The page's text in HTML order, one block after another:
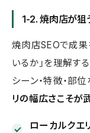
1-2. 焼肉店が狙
焼肉店SEOで成果
いるか」を理解す
シーン・特徴・部
リの幅広さこそが
ローカルクエリ